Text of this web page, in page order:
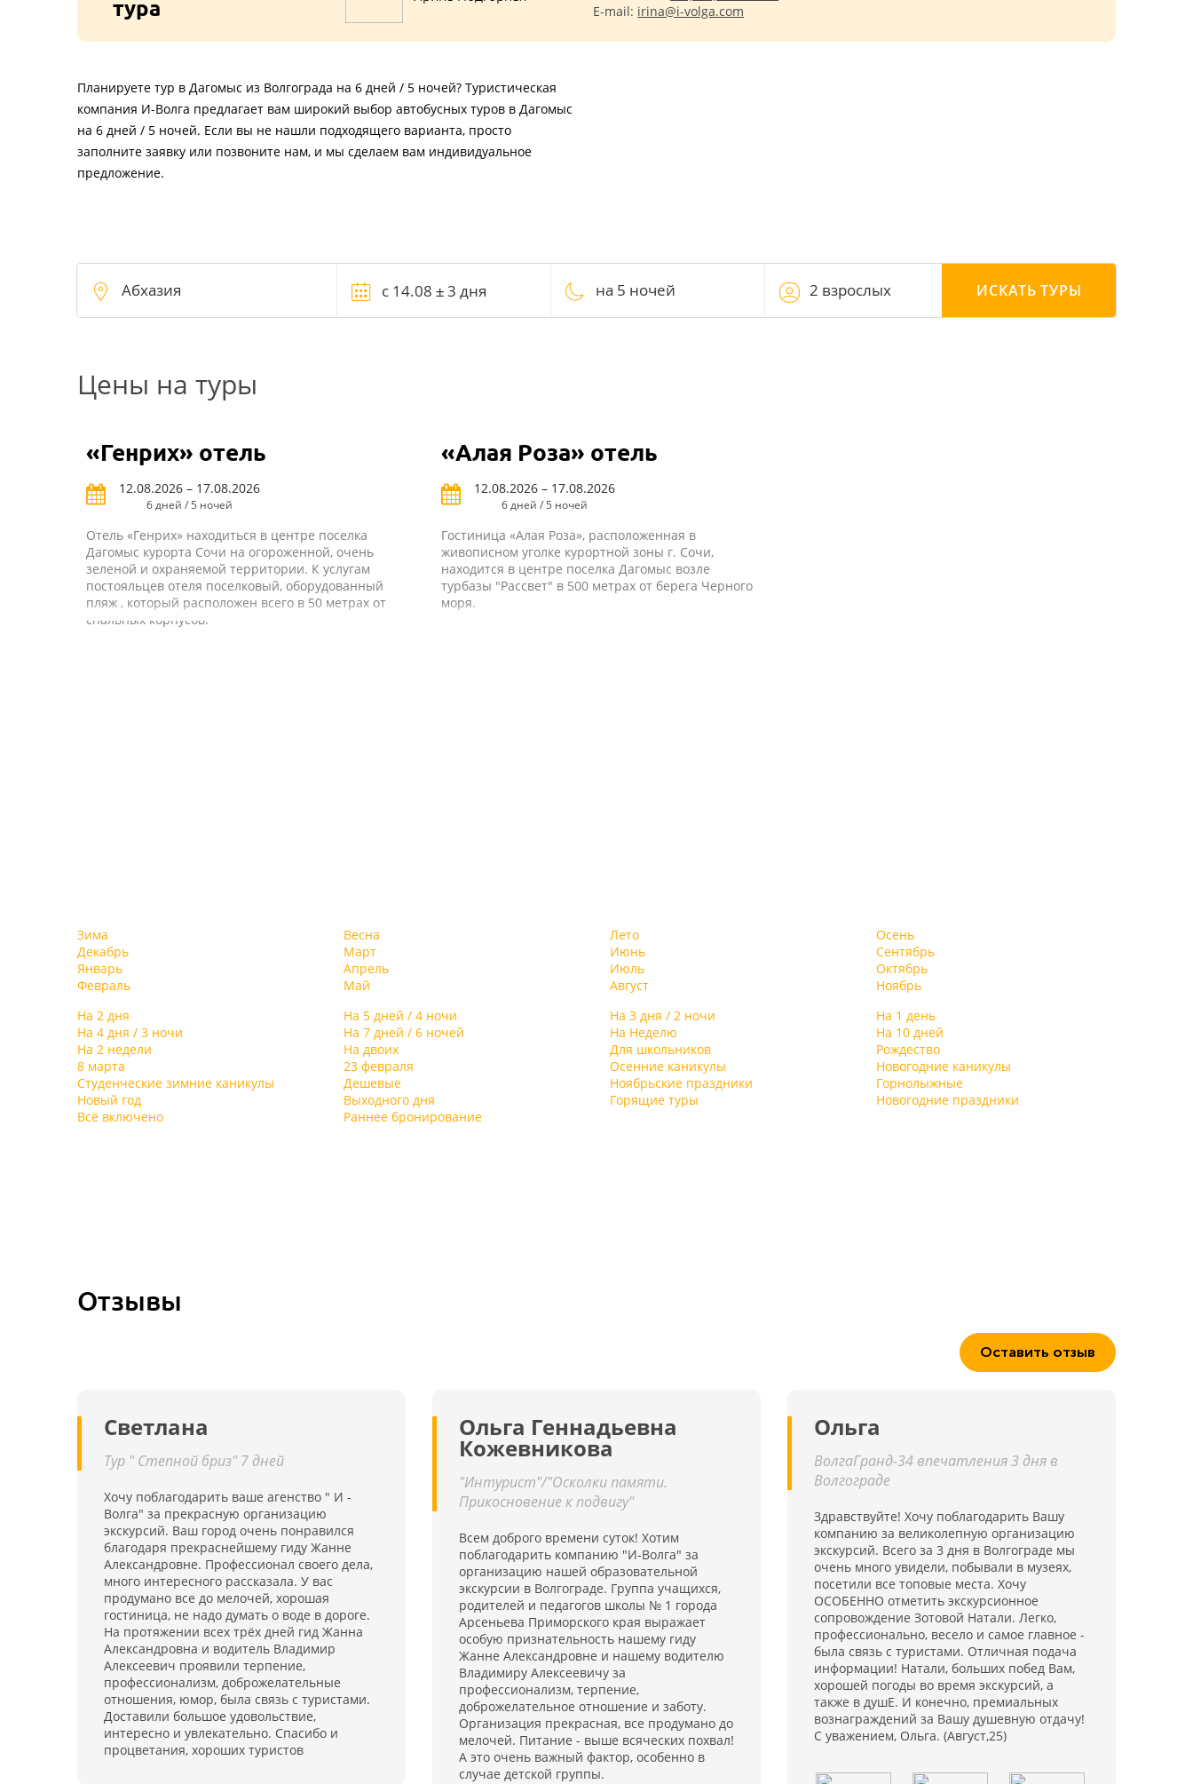
тура
E-mail: irina@i-volga.com
Планируете тур в Дагомыс из Волгограда на 6 дней / 5 ночей? Туристическая
компания И-Волга предлагает вам широкий выбор автобусных туров в Дагомыс
на 6 дней / 5 ночей. Если вы не нашли подходящего варианта, просто
заполните заявку или позвоните нам, и мы сделаем вам индивидуальное
предложение.
на 5 ночей 2 взрослых ИСКАТЬ ТУРЫ
Цены на туры
«Генрих» отель
12.08.2026 – 17.08.2026
6 дней / 5 ночей
Отель «Генрих» находиться в центре поселка
Дагомыс курорта Сочи на огороженной, очень
зеленой и охраняемой территории. К услугам
постояльцев отеля поселковый, оборудованный
пляж , который расположен всего в 50 метрах от
спальных корпусов.
«Алая Роза» отель
12.08.2026 – 17.08.2026
6 дней / 5 ночей
Гостиница «Алая Роза», расположенная в
живописном уголке курортной зоны г. Сочи,
находится в центре поселка Дагомыс возле
турбазы "Рассвет" в 500 метрах от берега Черного
моря.
Зима
Декабрь
Январь
Февраль
Весна
Март
Апрель
Май
Лето
Июнь
Июль
Август
Осень
Сентябрь
Октябрь
Ноябрь
На 2 дня
На 5 дней / 4 ночи На 3 дня / 2 ночи
На 1 день
На 4 дня / 3 ночи
На 7 дней / 6 ночей На Неделю
На 10 дней
На 2 недели
На двоих Для школьников
Рождество
8 марта
23 февраля Осенние каникулы
Новогодние каникулы
Студенческие зимние каникулы
Дешевые Ноябрьские праздники
Горнолыжные
Новый год
Выходного дня Горящие туры
Новогодние праздники
Всё включено
Раннее бронирование
Отзывы
Оставить отзыв
Светлана
Тур " Степной бриз" 7 дней
Хочу поблагодарить ваше агенство " И -
Волга" за прекрасную организацию
экскурсий. Ваш город очень понравился
благодаря прекраснейшему гиду Жанне
Александровне. Профессионал своего дела,
много интересного рассказала. У вас
продумано все до мелочей, хорошая
гостиница, не надо думать о воде в дороге.
На протяжении всех трёх дней гид Жанна
Александровна и водитель Владимир
Алексеевич проявили терпение,
профессионализм, доброжелательные
отношения, юмор, была связь с туристами.
Доставили большое удовольствие,
интересно и увлекательно. Спасибо и
процветания, хороших туристов
Ольга Геннадьевна
Кожевникова
"Интурист"/"Осколки памяти.
Прикосновение к подвигу"
Всем доброго времени суток! Хотим
поблагодарить компанию "И-Волга" за
организацию нашей образовательной
экскурсии в Волгограде. Группа учащихся,
родителей и педагогов школы № 1 города
Арсеньева Приморского края выражает
особую признательность нашему гиду
Жанне Александровне и нашему водителю
Владимиру Алексеевичу за
профессионализм, терпение,
доброжелательное отношение и заботу.
Организация прекрасная, все продумано до
мелочей. Питание - выше всяческих похвал!
А это очень важный фактор, особенно в
случае детской группы.
Ольга
ВолгаГранд-34 впечатления 3 дня в
Волгограде
Здравствуйте! Хочу поблагодарить Вашу
компанию за великолепную организацию
экскурсий. Всего за 3 дня в Волгограде мы
очень много увидели, побывали в музеях,
посетили все топовые места. Хочу
ОСОБЕННО отметить экскурсионное
сопровождение Зотовой Натали. Легко,
профессионально, весело и самое главное -
была связь с туристами. Отличная подача
информации! Натали, больших побед Вам,
хорошей погоды во время экскурсий, а
также в душЕ. И конечно, премиальных
вознаграждений за Вашу душевную отдачу!
С уважением, Ольга. (Август,25)